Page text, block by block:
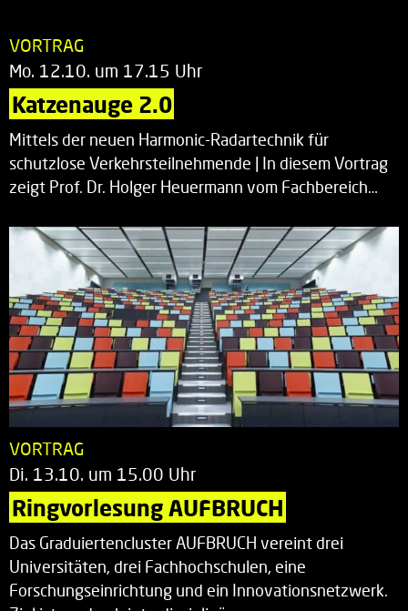
VORTRAG
Mo. 12.10. um 17.15 Uhr
Katzenauge 2.0
Mittels der neuen Harmonic-Radartechnik für
schutzlose Verkehrsteilnehmende | In diesem Vortrag
zeigt Prof. Dr. Holger Heuermann vom Fachbereich…
VORTRAG
Di. 13.10. um 15.00 Uhr
Ringvorlesung AUFBRUCH
Das Graduiertencluster AUFBRUCH vereint drei
Universitäten, drei Fachhochschulen, eine
Forschungseinrichtung und ein Innovationsnetzwerk.